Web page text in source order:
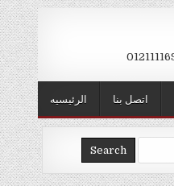
الرئيسيه اتصل بنا